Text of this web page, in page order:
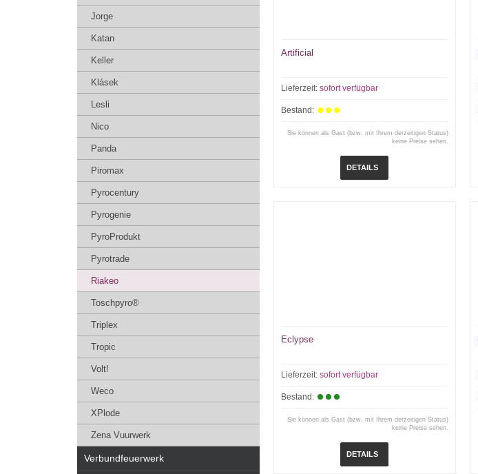
Artificial
Lieferzeit: sofort verfügbar
Bestand:
Sie können als Gast (bzw. mit Ihrem derzeitigen Status)
keine Preise sehen.
DETAILS
Eclypse
Lieferzeit: sofort verfügbar
Bestand:
Sie können als Gast (bzw. mit Ihrem derzeitigen Status)
keine Preise sehen.
DETAILS
Jorge
Katan
Keller
Klásek
Lesli
Nico
Panda
Piromax
Pyrocentury
Pyrogenie
PyroProdukt
Pyrotrade
Riakeo
Toschpyro®
Triplex
Tropic
Volt!
Weco
XPlode
Zena Vuurwerk
Verbundfeuerwerk